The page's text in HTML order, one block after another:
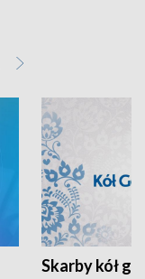
Skarby kół